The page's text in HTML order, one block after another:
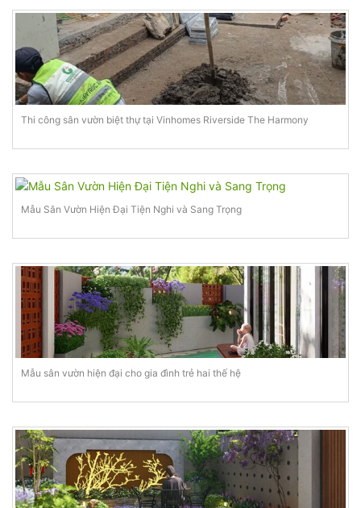
Thi công sân vườn biệt thự tại Vinhomes Riverside The Harmony
Mẫu Sân Vườn Hiện Đại Tiện Nghi và Sang Trọng
Mẫu sân vườn hiện đại cho gia đình trẻ hai thế hệ